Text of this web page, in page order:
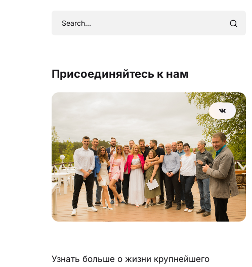
Присоединяйтесь к нам
Узнать больше о жизни крупнейшего